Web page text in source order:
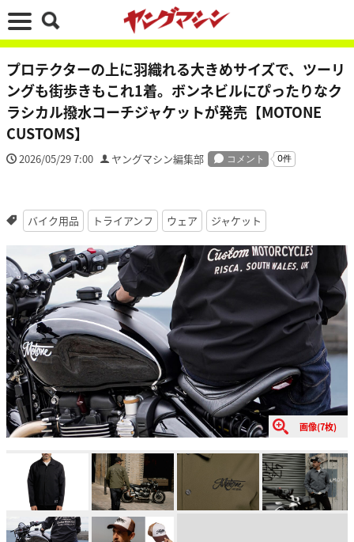
プロテクターの上に羽織れる大きめサイズで、ツーリ
ングも街歩きもこれ1着。ボンネビルにぴったりなク
ラシカル撥水コーチジャケットが発売【MOTONE
CUSTOMS】
2026/05/29 7:00 ヤングマシン編集部
バイク用品 トライアンフ ウェア ジャケット
画像(7枚)